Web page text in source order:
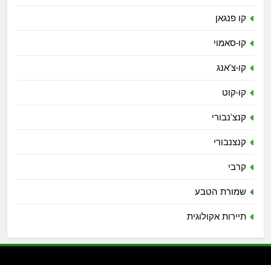
קו פנגאן
קו-סאמוי
קו-צ'אנג
קו-קוט
קנצ'נבורי
קנצנבורי
קרבי
שמורת הטבע
תיירות אקולוגית